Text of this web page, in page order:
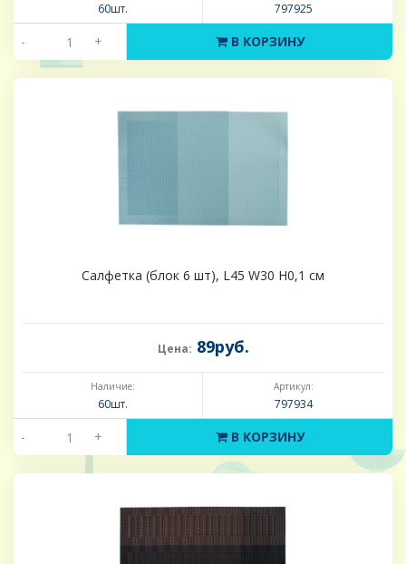
60шт. 797925
- + В КОРЗИНУ
Салфетка (блок 6 шт), L45 W30 H0,1 см
Цена: 89руб.
Наличие:
60шт.
Артикул:
797934
- + В КОРЗИНУ